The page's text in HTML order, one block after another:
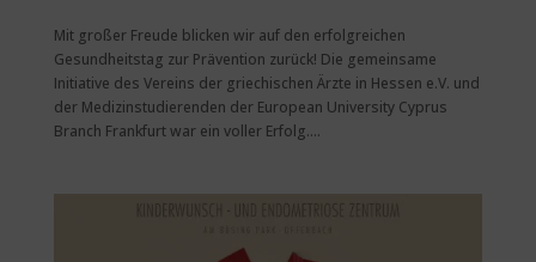
Mit großer Freude blicken wir auf den erfolgreichen
Gesundheitstag zur Prävention zurück! Die gemeinsame
Initiative des Vereins der griechischen Ärzte in Hessen e.V. und
der Medizinstudierenden der European University Cyprus
Branch Frankfurt war ein voller Erfolg....